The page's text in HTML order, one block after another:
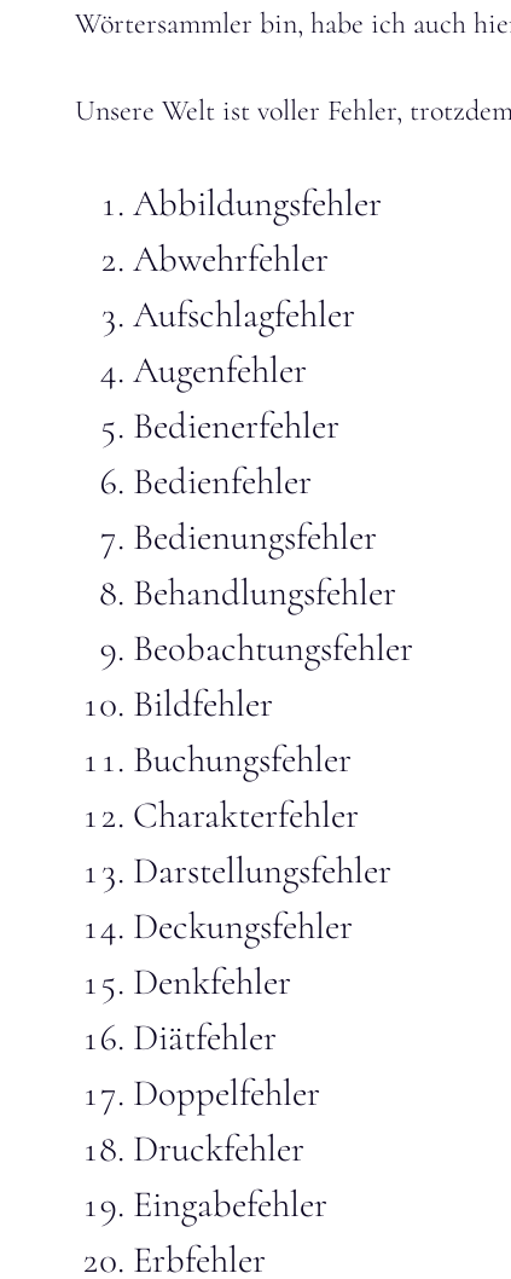
Wörtersammler bin, habe ich auch
Unsere Welt ist voller Fehler,
Abbildungsfehler
Abwehrfehler
Aufschlagfehler
Augenfehler
Bedienerfehler
Bedienfehler
Bedienungsfehler
Behandlungsfehler
Beobachtungsfehler
Bildfehler
Buchungsfehler
Charakterfehler
Darstellungsfehler
Deckungsfehler
Denkfehler
Diätfehler
Doppelfehler
Druckfehler
Eingabefehler
Erbfehler